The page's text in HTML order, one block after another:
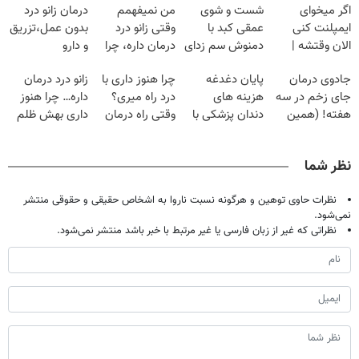
اگر میخوای
ایمپلنت کنی
الان وقتشه |
میلیون تومان!!!
شست و شوی
عمقی کبد با
دمنوش سم زدای
من نمیفهمم
وقتی زانو درد
درمان داره، چرا
تحمل میکنی؟❗
درمان زانو درد
بدون عمل،تزریق
و دارو
جادوی درمان
جای زخم در سه
هفته! (همین
پایان دغدغه
هزینه های
دندان پزشکی با
چرا هنوز داری با
درد راه میری؟
وقتی راه درمان
زانو درد درمان
داره… چرا هنوز
داری بهش ظلم
نظر شما
نظرات حاوی توهین و هرگونه نسبت ناروا به اشخاص حقیقی و حقوقی منتشر
نمی‌شود.
نظراتی که غیر از زبان فارسی یا غیر مرتبط با خبر باشد منتشر نمی‌شود.